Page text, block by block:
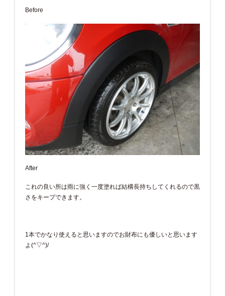
Before
After
これの良い所は雨に強く一度塗れば結構長持ちしてくれるので黒
さをキープできます。
1本でかなり使えると思いますのでお財布にも優しいと思います
よ(^▽^)/